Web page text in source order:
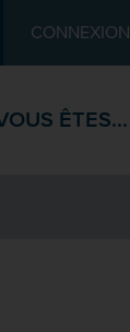
CONNEXION
ÊTES...